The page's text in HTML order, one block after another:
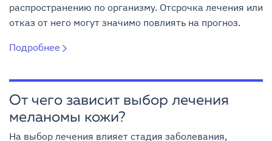
распространению по организму. Отсрочка лечения или
отказ от него могут значимо повлиять на прогноз.
Подробнее
От чего зависит выбор лечения
меланомы кожи?
На выбор лечения влияет стадия заболевания,